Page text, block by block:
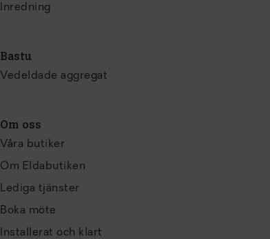
Inredning
Bastu
Vedeldade aggregat
Om oss
Våra butiker
Om Eldabutiken
Lediga tjänster
Boka möte
Installerat och klart